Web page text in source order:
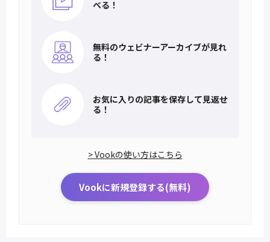
べる！
無料のウェビナーアーカイブが見れ
る！
お気に入りの記事を保存して見返せ
る！
> Vookの使い方はこちら
Vookに新規登録する(無料)